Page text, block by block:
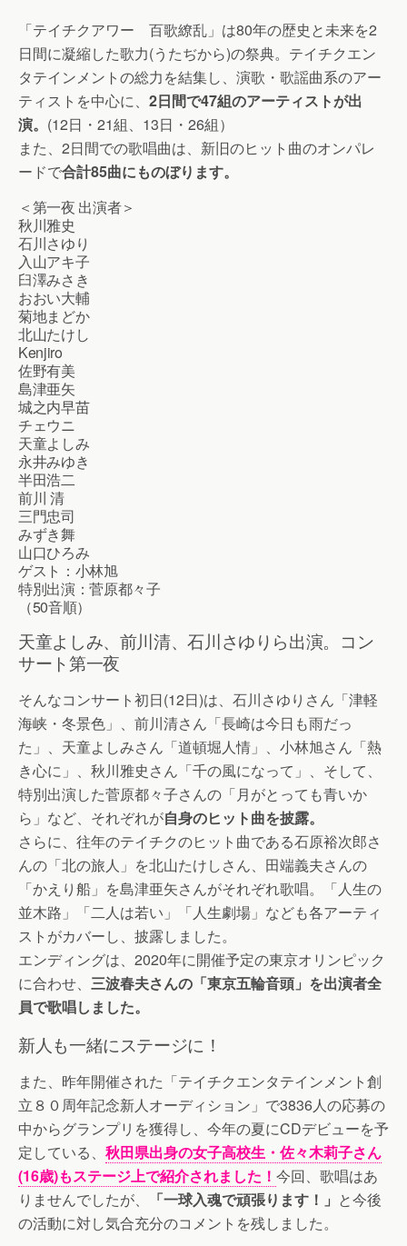
「テイチクアワー 百歌繚乱」は80年の歴史と未来を2
日間に凝縮した歌力(うたぢから)の祭典。テイチクエン
タテインメントの総力を結集し、演歌・歌謡曲系のアー
ティストを中心に、 2日間で47組のアーティストが出
演。 (12日・21組、13日・26組）
また、2日間での歌唱曲は、新旧のヒット曲のオンパレ
ードで合計85曲にものぼります。
＜第一夜 出演者＞
秋川雅史
石川さゆり
入山アキ子
臼澤みさき
おおい大輔
菊地まどか
北山たけし
Kenjiro
佐野有美
島津亜矢
城之内早苗
チェウニ
天童よしみ
永井みゆき
半田浩二
前川 清
三門忠司
みずき舞
山口ひろみ
ゲスト：小林旭
特別出演：菅原都々子
（50音順）
天童よしみ、前川清、石川さゆりら出演。コン
サート第一夜
そんなコンサート初日(12日)は、石川さゆりさん「津軽
海峡・冬景色」、前川清さん「長崎は今日も雨だっ
た」、天童よしみさん「道頓堀人情」、小林旭さん「熱
き心に」、秋川雅史さん「千の風になって」、そして、
特別出演した菅原都々子さんの「月がとっても青いか
ら」など、それぞれが自身のヒット曲を披露。
さらに、往年のテイチクのヒット曲である石原裕次郎さ
んの「北の旅人」を北山たけしさん、田端義夫さんの
「かえり船」を島津亜矢さんがそれぞれ歌唱。「人生の
並木路」「二人は若い」「人生劇場」なども各アーティ
ストがカバーし、披露しました。
エンディングは、2020年に開催予定の東京オリンピック
に合わせ、 三波春夫さんの「東京五輪音頭」を出演者全
員で歌唱しました。
新人も一緒にステージに！
また、昨年開催された「テイチクエンタテインメント創
立８０周年記念新人オーディション」で3836人の応募の
中からグランプリを獲得し、今年の夏にCDデビューを予
定している、 秋田県出身の女子高校生・佐々木莉子さん
(16歳)もステージ上で紹介されました！ 今回、歌唱はあ
りませんでしたが、
「一球入魂で頑張ります！」 と今後
の活動に対し気合充分のコメントを残しました。